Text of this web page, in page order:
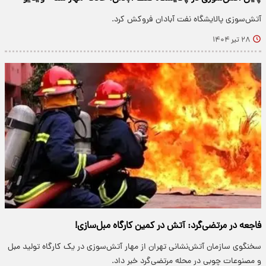
آتش‌سوزی پالایشگاه نفت آبادان فروکش کرد.
۲۸ تیر ۱۴۰۴
فاجعه در مرتضی‌گرد: آتش در کمین کارگاه مبل‌سازی!
سخنگوی سازمان آتش‌نشانی تهران از مهار آتش‌سوزی در یک کارگاه تولید مبل
و مصنوعات چوبی در محله مرتضی‌گرد خبر داد.